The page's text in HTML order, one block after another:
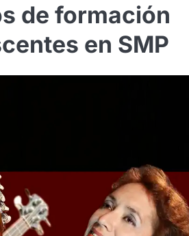
de formación
en SMP